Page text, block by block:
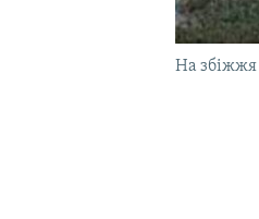
На збіжжя